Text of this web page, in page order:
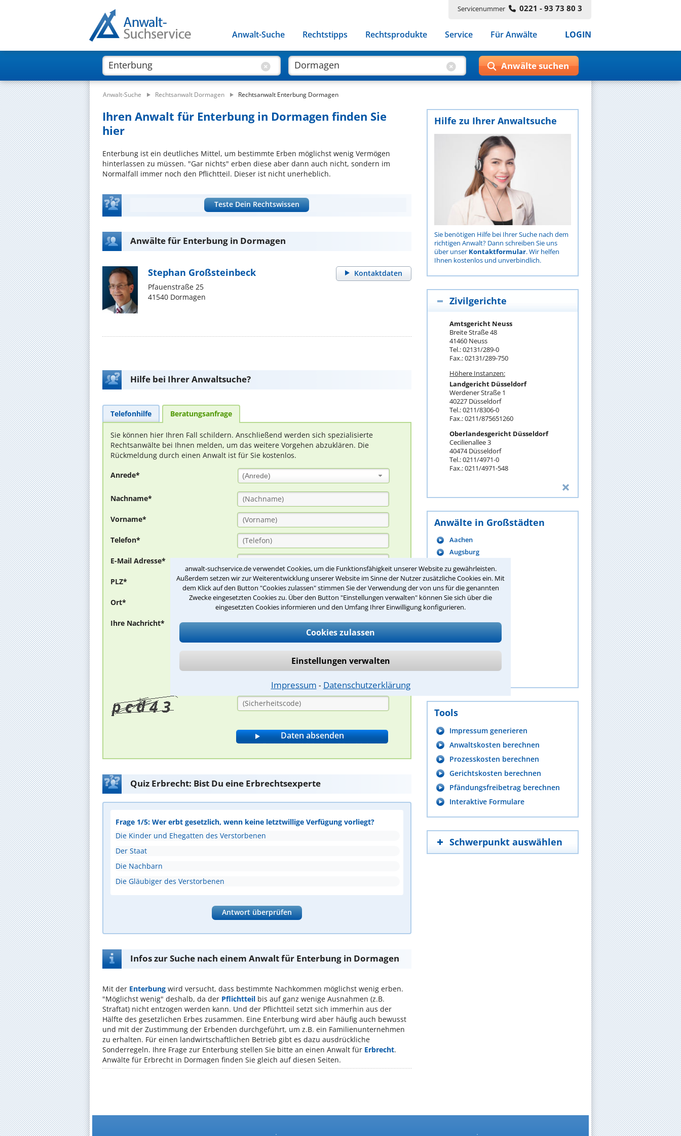
anwalt-suchservice.de verwendet Cookies, um die Funktionsfähigkeit unserer Website zu gewährleisten.
Außerdem setzen wir zur Weiterentwicklung unserer Website im Sinne der Nutzer zusätzliche Cookies ein. Mit
dem Klick auf den Button "Cookies zulassen" stimmen Sie der Verwendung der von uns für die genannten
Zwecke eingesetzten Cookies zu. Über den Button "Einstellungen verwalten" können Sie sich über die
eingesetzten Cookies informieren und den Umfang Ihrer Einwilligung konfigurieren.
Cookies zulassen
Einstellungen verwalten
Impressum ⁃ Datenschutzerklärung
Servicenummer 0221 - 93 73 80 3
Anwalt-Suche Rechtstipps Rechtsprodukte Service Für Anwälte LOGIN
Anwalt-Suche Rechtsanwalt Dormagen Rechtsanwalt Enterbung Dormagen
Ihren Anwalt für Enterbung in Dormagen finden Sie
hier
Enterbung ist ein deutliches Mittel, um bestimmte Erben möglichst wenig Vermögen
hinterlassen zu müssen. "Gar nichts" erben diese aber dann auch nicht, sondern im
Normalfall immer noch den Pflichtteil. Dieser ist nicht unerheblich.
Teste Dein Rechtswissen
Anwälte für Enterbung in Dormagen
Kontaktdaten
Stephan Großsteinbeck
Pfauenstraße 25
41540 Dormagen
Hilfe bei Ihrer Anwaltsuche?
Telefonhilfe Beratungsanfrage
Sie können hier Ihren Fall schildern. Anschließend werden sich spezialisierte
Rechtsanwälte bei Ihnen melden, um das weitere Vorgehen abzuklären. Die
Rückmeldung durch einen Anwalt ist für Sie kostenlos.
Anrede* (Anrede)
Nachname*
Vorname*
Telefon*
E-Mail Adresse*
PLZ*
Ort*
Ihre Nachricht*
Bitte Sicherheitscode eingeben.
Quiz Erbrecht: Bist Du eine Erbrechtsexperte
Frage 1/5: Wer erbt gesetzlich, wenn keine letztwillige Verfügung vorliegt?
Die Kinder und Ehegatten des Verstorbenen
Der Staat
Die Nachbarn
Die Gläubiger des Verstorbenen
Antwort überprüfen
Infos zur Suche nach einem Anwalt für Enterbung in Dormagen
Mit der Enterbung wird versucht, dass bestimmte Nachkommen möglichst wenig erben.
"Möglichst wenig" deshalb, da der Pflichtteil bis auf ganz wenige Ausnahmen (z.B.
Straftat) nicht entzogen werden kann. Und der Pflichtteil setzt sich immerhin aus der
Hälfte des gesetzlichen Erbes zusammen. Eine Enterbung wird aber häufig auch bewusst
und mit der Zustimmung der Erbenden durchgeführt, um z.B. ein Familienunternehmen
zu erhalten. Für einen landwirtschaftlichen Betrieb gibt es dazu ausdrückliche
Sonderregeln. Ihre Frage zur Enterbung stellen Sie bitte an einen Anwalt für Erbrecht.
Anwälte für Erbrecht in Dormagen finden Sie gleich auf diesen Seiten.
Hilfe zu Ihrer Anwaltsuche
Sie benötigen Hilfe bei Ihrer Suche nach dem
richtigen Anwalt? Dann schreiben Sie uns
über unser Kontaktformular. Wir helfen
Ihnen kostenlos und unverbindlich.
Zivilgerichte
Amtsgericht Neuss
Breite Straße 48
41460 Neuss
Tel.: 02131/289-0
Fax.: 02131/289-750
Höhere Instanzen:
Landgericht Düsseldorf
Werdener Straße 1
40227 Düsseldorf
Tel.: 0211/8306-0
Fax.: 0211/875651260
Oberlandesgericht Düsseldorf
Cecilienallee 3
40474 Düsseldorf
Tel.: 0211/4971-0
Fax.: 0211/4971-548
Anwälte in Großstädten
Aachen
Augsburg
Berlin
Bielefeld
Bochum
Bonn
Braunschweig
Bremen
mehr anzeigen
Tools
Impressum generieren
Anwaltskosten berechnen
Prozesskosten berechnen
Gerichtskosten berechnen
Pfändungsfreibetrag berechnen
Interaktive Formulare
Schwerpunkt auswählen